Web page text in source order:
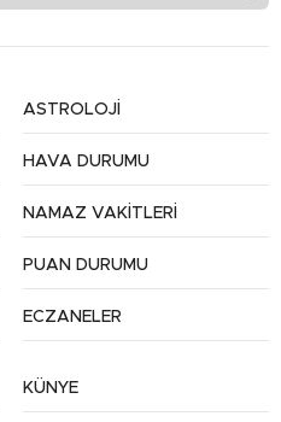
ASTROLOJİ
HAVA DURUMU
NAMAZ VAKİTLERİ
PUAN DURUMU
ECZANELER
KÜNYE